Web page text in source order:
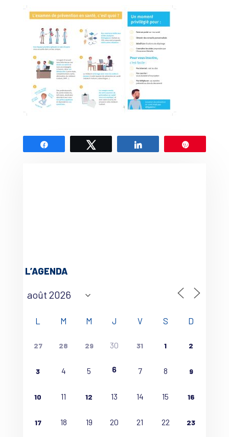
L’AGENDA
L M M J V S D
27 28 29 30 31 1 2
3 4 5 6 7 8 9
10 11 12 13 14 15 16
17 18 19 20 21 22 23